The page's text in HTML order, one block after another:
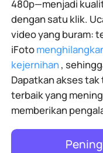
480p—menjadi
dengan satu klik.
video yang buram:
iFoto
kejernihan ,
Dapatkan akses
terbaik yang
memberikan